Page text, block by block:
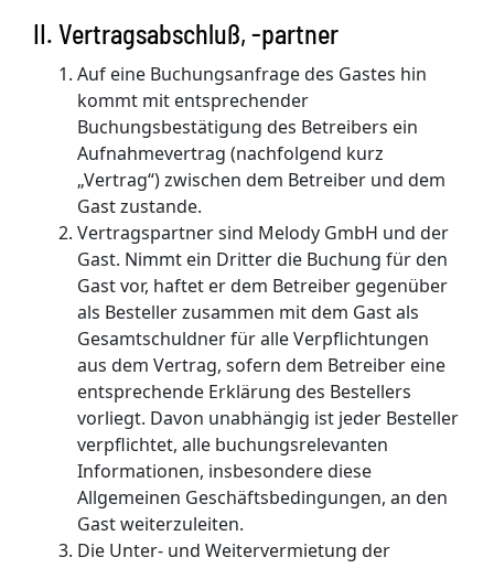
II. Vertragsabschluß, -partner
Auf eine Buchungsanfrage des Gastes hin
kommt mit entsprechender
Buchungsbestätigung des Betreibers ein
Aufnahmevertrag (nachfolgend kurz
„Vertrag“) zwischen dem Betreiber und dem
Gast zustande.
Vertragspartner sind Melody GmbH und der
Gast. Nimmt ein Dritter die Buchung für den
Gast vor, haftet er dem Betreiber gegenüber
als Besteller zusammen mit dem Gast als
Gesamtschuldner für alle Verpflichtungen
aus dem Vertrag, sofern dem Betreiber eine
entsprechende Erklärung des Bestellers
vorliegt. Davon unabhängig ist jeder Besteller
verpflichtet, alle buchungsrelevanten
Informationen, insbesondere diese
Allgemeinen Geschäftsbedingungen, an den
Gast weiterzuleiten.
Die Unter- und Weitervermietung der